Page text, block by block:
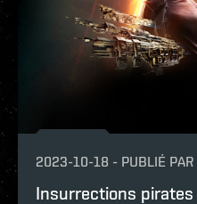
2023-10-18 - PUBLIÉ PAR
Insurrections pirates